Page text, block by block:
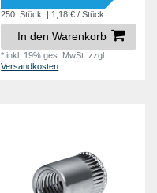
250 Stück | 1,18 € / Stück
In den Warenkorb
*inkl. 19% ges. MwSt. zzgl.
Versandkosten